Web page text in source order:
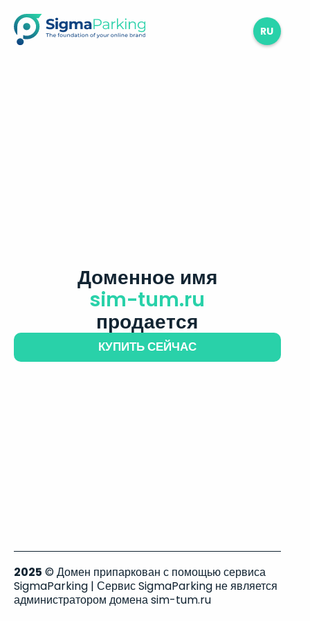
RU
Доменное имя
sim-tum.ru
продается
КУПИТЬ СЕЙЧАС
2025 © Домен припаркован с помощью сервиса
SigmaParking | Сервис SigmaParking не является
администратором домена sim-tum.ru